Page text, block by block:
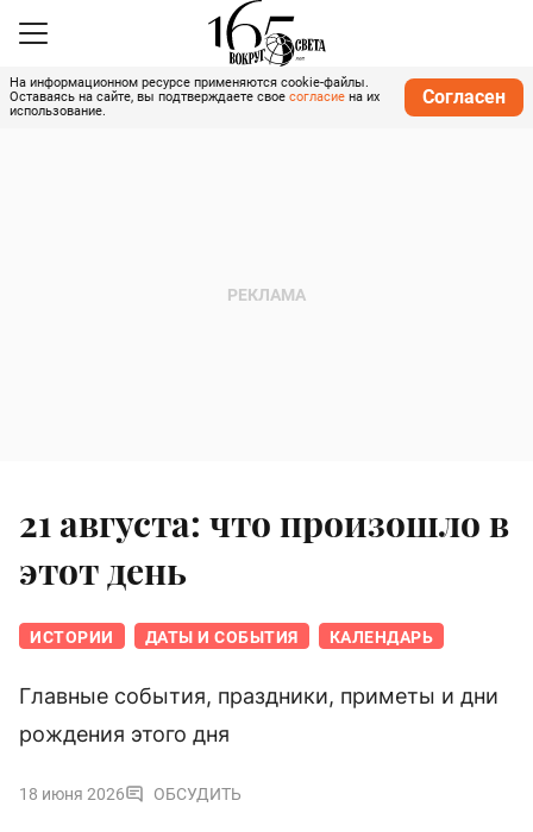
На информационном ресурсе применяются cookie-файлы.
Оставаясь на сайте, вы подтверждаете свое согласие на их
использование.
Согласен
21 августа: что произошло в
этот день
ИСТОРИИ ДАТЫ И СОБЫТИЯ КАЛЕНДАРЬ
Главные события, праздники, приметы и дни
рождения этого дня
18 июня 2026 ОБСУДИТЬ